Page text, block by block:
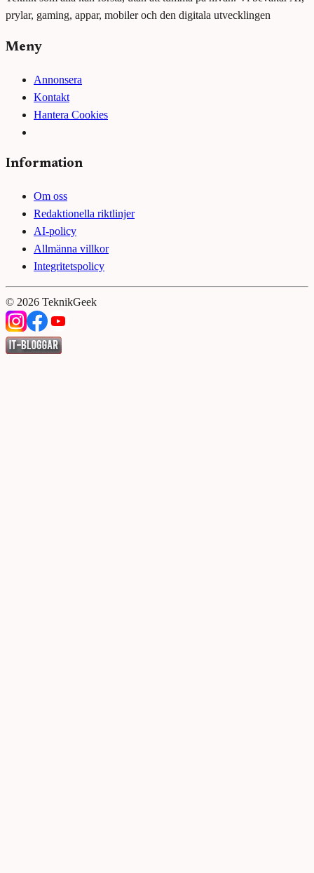
prylar, gaming, appar, mobiler och den digitala utvecklingen
Meny
Annonsera
Kontakt
Hantera Cookies
Information
Om oss
Redaktionella riktlinjer
AI-policy
Allmänna villkor
Integritetspolicy
© 2026 TeknikGeek